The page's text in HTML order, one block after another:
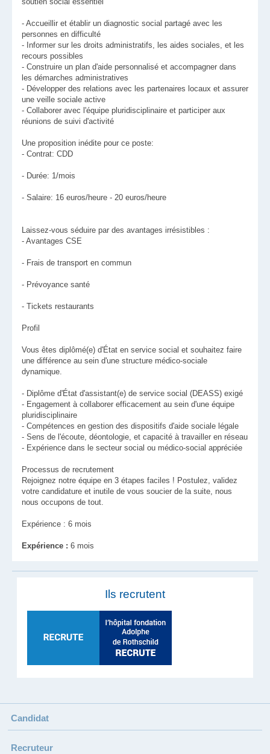
- Accueillir et établir un diagnostic social partagé avec les
personnes en difficulté
- Informer sur les droits administratifs, les aides sociales, et les
recours possibles
- Construire un plan d'aide personnalisé et accompagner dans
les démarches administratives
- Développer des relations avec les partenaires locaux et assurer
une veille sociale active
- Collaborer avec l'équipe pluridisciplinaire et participer aux
réunions de suivi d'activité
Une proposition inédite pour ce poste:
- Contrat: CDD
- Durée: 1/mois
- Salaire: 16 euros/heure - 20 euros/heure
Laissez-vous séduire par des avantages irrésistibles :
- Avantages CSE
- Frais de transport en commun
- Prévoyance santé
- Tickets restaurants
Profil
Vous êtes diplômé(e) d'État en service social et souhaitez faire
une différence au sein d'une structure médico-sociale
dynamique.
- Diplôme d'État d'assistant(e) de service social (DEASS) exigé
- Engagement à collaborer efficacement au sein d'une équipe
pluridisciplinaire
- Compétences en gestion des dispositifs d'aide sociale légale
- Sens de l'écoute, déontologie, et capacité à travailler en réseau
- Expérience dans le secteur social ou médico-social appréciée
Processus de recrutement
Rejoignez notre équipe en 3 étapes faciles ! Postulez, validez
votre candidature et inutile de vous soucier de la suite, nous
nous occupons de tout.
Expérience : 6 mois
Expérience : 6 mois
Ils recrutent
Candidat
Recruteur